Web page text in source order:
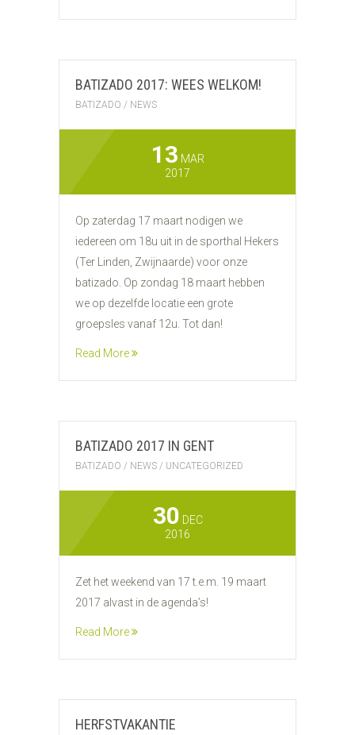
BATIZADO 2017: WEES WELKOM!
BATIZADO / NEWS
13 MAR
2017
Op zaterdag 17 maart nodigen we
iedereen om 18u uit in de sporthal Hekers
(Ter Linden, Zwijnaarde) voor onze
batizado. Op zondag 18 maart hebben
we op dezelfde locatie een grote
groepsles vanaf 12u. Tot dan!
Read More
BATIZADO 2017 IN GENT
BATIZADO / NEWS / UNCATEGORIZED
30 DEC
2016
Zet het weekend van 17 t.e.m. 19 maart
2017 alvast in de agenda’s!
Read More
HERFSTVAKANTIE